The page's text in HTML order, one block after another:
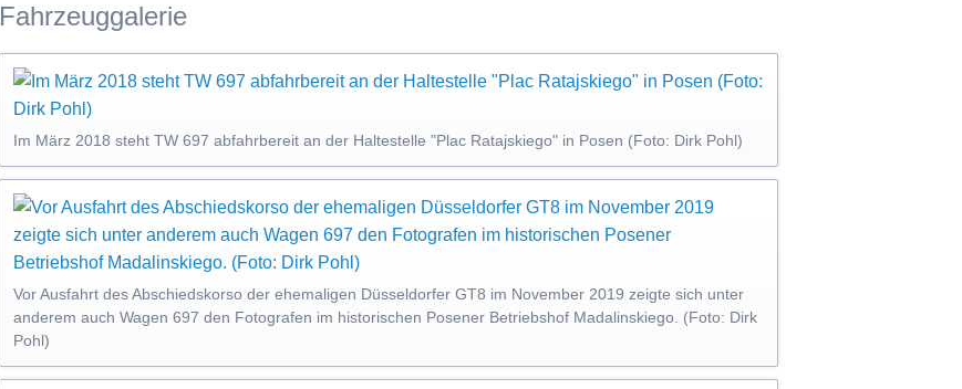
Fahrzeuggalerie
Im März 2018 steht TW 697 abfahrbereit an der Haltestelle "Plac Ratajskiego" in Posen (Foto: Dirk Pohl)
Vor Ausfahrt des Abschiedskorso der ehemaligen Düsseldorfer GT8 im November 2019 zeigte sich unter
anderem auch Wagen 697 den Fotografen im historischen Posener Betriebshof Madalinskiego. (Foto: Dirk
Pohl)